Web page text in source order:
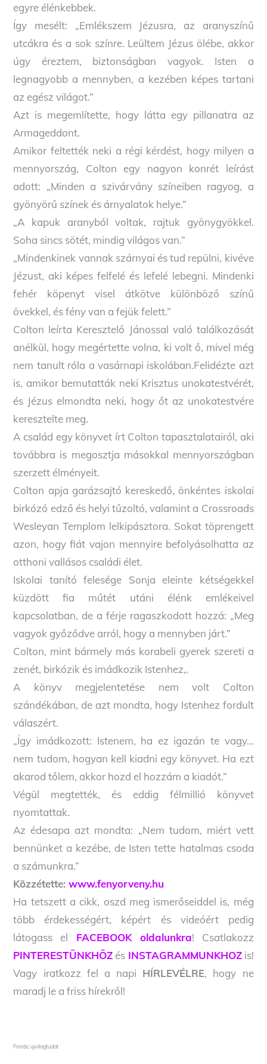
egyre élénkebbek.
Így mesélt: „Emlékszem Jézusra, az aranyszínű
utcákra és a sok színre. Leültem Jézus ölébe, akkor
úgy éreztem, biztonságban vagyok. Isten a
legnagyobb a mennyben, a kezében képes tartani
az egész világot.”
Azt is megemlítette, hogy látta egy pillanatra az
Armageddont.
Amikor feltették neki a régi kérdést, hogy milyen a
mennyország, Colton egy nagyon konrét leírást
adott: „Minden a szivárvány színeiben ragyog, a
gyönyörű színek és árnyalatok helye.”
„A kapuk aranyból voltak, rajtuk gyönygyökkel.
Soha sincs sötét, mindig világos van.”
„Mindenkinek vannak szárnyai és tud repülni, kivéve
Jézust, aki képes felfelé és lefelé lebegni. Mindenki
fehér köpenyt visel átkötve különböző színű
övekkel, és fény van a fejük felett.”
Colton leírta Keresztelő Jánossal való találkozását
anélkül, hogy megértette volna, ki volt ő, mivel még
nem tanult róla a vasárnapi iskolában.Felidézte azt
is, amikor bemutatták neki Krisztus unokatestvérét,
és Jézus elmondta neki, hogy őt az unokatestvére
keresztelte meg.
A család egy könyvet írt Colton tapasztalatairól, aki
továbbra is megosztja másokkal mennyországban
szerzett élményeit.
Colton apja garázsajtó kereskedő, önkéntes iskolai
birkózó edző és helyi tűzoltó, valamint a Crossroads
Wesleyan Templom lelkipásztora. Sokat töprengett
azon, hogy fiát vajon mennyire befolyásolhatta az
otthoni vallásos családi élet.
Iskolai tanító felesége Sonja eleinte kétségekkel
küzdött fia műtét utáni élénk emlékeivel
kapcsolatban, de a férje ragaszkodott hozzá: „Meg
vagyok győződve arról, hogy a mennyben járt.”
Colton, mint bármely más korabeli gyerek szereti a
zenét, birkózik és imádkozik Istenhez,.
A könyv megjelentetése nem volt Colton
szándékában, de azt mondta, hogy Istenhez fordult
válaszért.
„Így imádkozott: Istenem, ha ez igazán te vagy…
nem tudom, hogyan kell kiadni egy könyvet. Ha ezt
akarod tőlem, akkor hozd el hozzám a kiadót.”
Végül megtették, és eddig félmillió könyvet
nyomtattak.
Az édesapa azt mondta: „Nem tudom, miért vett
bennünket a kezébe, de Isten tette hatalmas csoda
a számunkra.”
Közzétette:www.fenyorveny.hu
Ha tetszett a cikk, oszd meg ismerőseiddel is, még
több érdekességért, képért és videóért pedig
látogass el FACEBOOK oldalunkra! Csatlakozz
PINTERESTÜNKHÖZ és INSTAGRAMMUNKHOZis!
Vagy iratkozz fel a napi HÍRLEVÉLRE, hogy ne
maradj le a friss hírekről!
Forrás: ujvilagtudat